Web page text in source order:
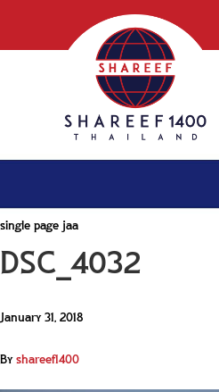
single page jaa
DSC_4032
January 31, 2018
Byshareef1400